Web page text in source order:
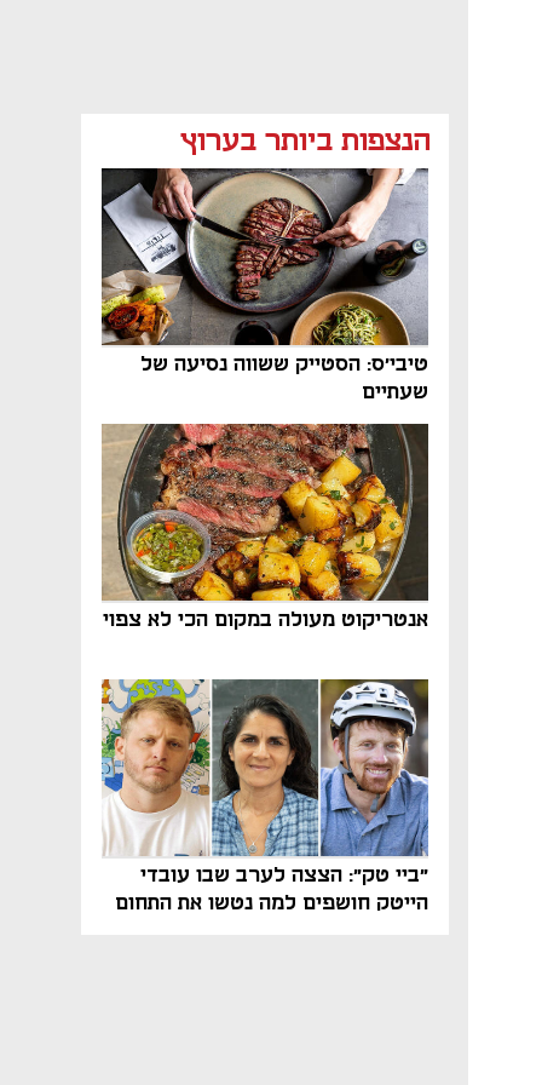
הנצפות ביותר בערוץ
טיבי'ס: הסטייק ששווה נסיעה של
שעתיים
אנטריקוט מעולה במקום הכי לא צפוי
"ביי טק": הצצה לערב שבו עובדי
הייטק חושפים למה נטשו את התחום